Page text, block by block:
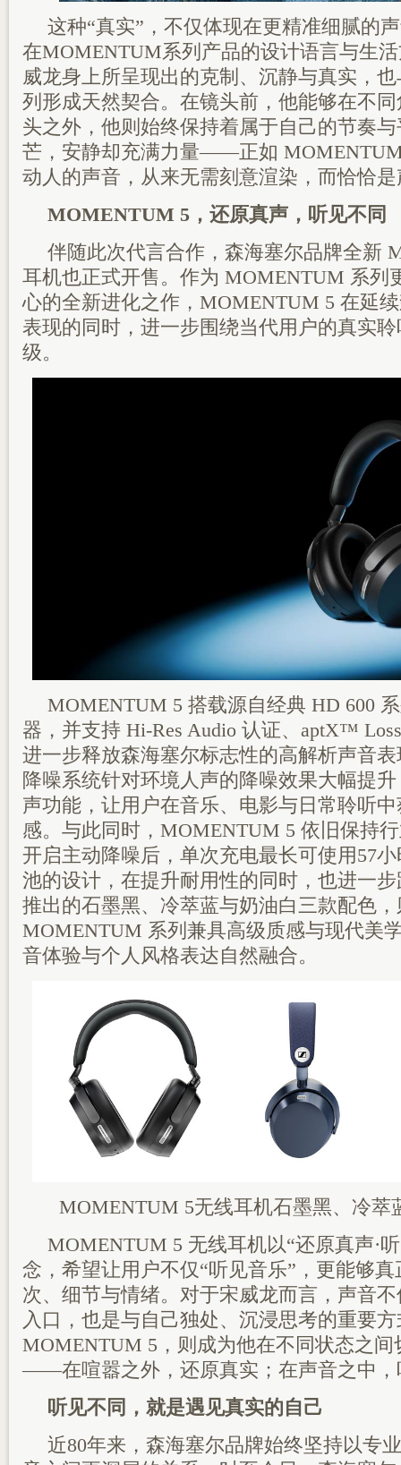
这种“真实”，不仅体现在更精准细腻的
在MOMENTUM系列产品的设计语言与生
威龙身上所呈现出的克制、沉静与真实，
列形成天然契合。在镜头前，他能够在不
头之外，他则始终保持着属于自己的节奏
芒，安静却充满力量——正如
动人的声音，从来无需刻意渲染，而恰恰
MOMENTUM 5，还原真声，听见不同
伴随此次代言合作，森海塞尔品牌全新
耳机也正式开售。作为 MOMENTUM 系列
心的全新进化之作，MOMENTUM 5 在延
表现的同时，进一步围绕当代用户的真实
级。
MOMENTUM 5 搭载源自经典 HD 600
器，并支持 Hi-Res Audio 认证、aptX™
进一步释放森海塞尔标志性的高解析声音
降噪系统针对环境人声的降噪效果大幅提
声功能，让用户在音乐、电影与日常聆听
感。与此同时，MOMENTUM 5 依旧保持
开启主动降噪后，单次充电最长可使用57
池的设计，在提升耐用性的同时，也进一
推出的石墨黑、冷萃蓝与奶油白三款配色
MOMENTUM 系列兼具高级质感与现代美
音体验与个人风格表达自然融合。
MOMENTUM 5无线耳机石墨黑、冷萃
MOMENTUM 5 无线耳机以“还原真声·
念，希望让用户不仅“听见音乐”，更能够
次、细节与情绪。对于宋威龙而言，声音
入口，也是与自己独处、沉浸思考的重要
MOMENTUM 5，则成为他在不同状态之
——在喧嚣之外，还原真实；在声音之中，
听见不同，就是遇见真实的自己
近80年来，森海塞尔品牌始终坚持以专